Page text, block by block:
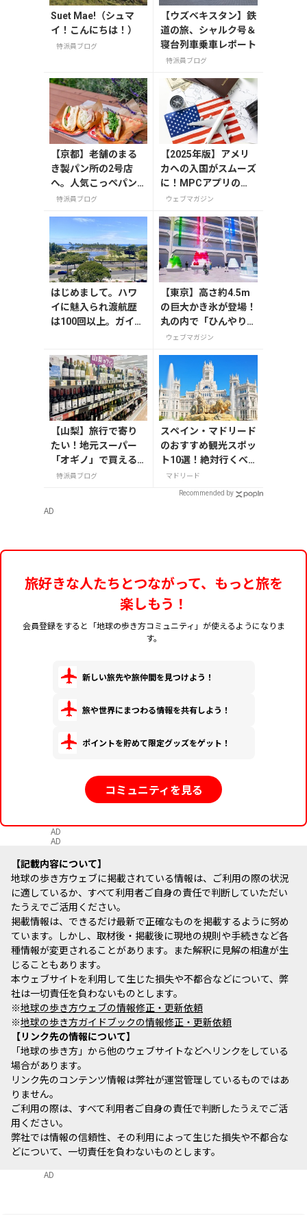
Suet Mae!（シュマ
イ！こんにちは！）
特派員ブログ
【ウズベキスタン】鉄
道の旅、シャルク号＆
寝台列車乗車レポート
特派員ブログ
【京都】老舗のまる
き製パン所の2号店
へ。人気こっぺパン
を市役所で味わう
特派員ブログ
【2025年版】アメリ
カへの入国がスムーズ
に！MPCアプリの登
録方法や使い方を解説
ウェブマガジン
はじめまして。ハワ
イに魅入られ渡航歴
は100回以上。ガイド
タグラムで、その魅力
や情報、過ごし方な
どを旅行者目線でお
届けしています、小笠
原リサと申します。私
にとってハワイは、
世界でいちばん居心
地のよい島であり、癒
しとパワーの充電ス
浄化し、山で深い癒
いただく。ハワイの
の表情を見ていると、
【東京】高さ約4.5m
の巨大かき氷が登場！
丸の内で「ひんやりＫ
ＩＴＴＥ」が8月7日
ウェブマガジン
【山梨】旅行で寄り
たい！地元スーパー
「オギノ」で買える
お土産4選
特派員ブログ
スペイン・マドリード
のおすすめ観光スポッ
ト10選！絶対行くべ
き名所を紹介
マドリード
Recommended by
AD
旅好きな人たちとつながって、もっと旅を
楽しもう！
会員登録をすると「地球の歩き方コミュニティ」が使えるようになりま
す。
新しい旅先や旅仲間を見つけよう！
旅や世界にまつわる情報を共有しよう！
ポイントを貯めて限定グッズをゲット！
コミュニティを見る
AD
AD
記載内容について
地球の歩き方ウェブに掲載されている情報は、ご利用の際の状況
に適しているか、すべて利用者ご自身の責任で判断していただい
たうえでご活用ください。
掲載情報は、できるだけ最新で正確なものを掲載するように努め
ています。しかし、取材後・掲載後に現地の規則や手続きなど各
種情報が変更されることがあります。また解釈に見解の相違が生
じることもあります。
本ウェブサイトを利用して生じた損失や不都合などについて、弊
社は一切責任を負わないものとします。
※地球の歩き方ウェブの情報修正・更新依頼
※地球の歩き方ガイドブックの情報修正・更新依頼
リンク先の情報について
「地球の歩き方」から他のウェブサイトなどへリンクをしている
場合があります。
リンク先のコンテンツ情報は弊社が運営管理しているものではあ
りません。
ご利用の際は、すべて利用者ご自身の責任で判断したうえでご活
用ください。
弊社では情報の信頼性、その利用によって生じた損失や不都合な
どについて、一切責任を負わないものとします。
AD